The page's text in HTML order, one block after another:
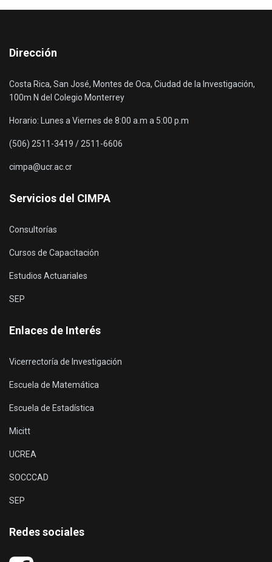
Dirección
Costa Rica, San José, Montes de Oca, Ciudad de la Investigación,
100m N del Colegio Monterrey
Horario: Lunes a Viernes de 8:00 a.m a 5:00 p.m
(506) 2511-3419 / 2511-6606
cimpa@ucr.ac.cr
Servicios del CIMPA
Consultorías
Cursos de Capacitación
Estudios Actuariales
SEP
Enlaces de Interés
Vicerrectoría de Investigación
Escuela de Matemática
Escuela de Estadística
Micitt
UCREA
SOCCCAD
SEP
Redes sociales